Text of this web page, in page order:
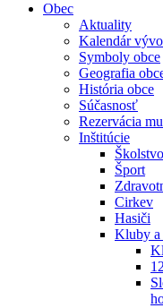
Obec
Aktuality
Kalendár
Symboly obce
Geografia
História obce
Súčasnosť
Rezervácia
Inštitúcie
Školstvo
Šport
Cirkev
Hasiči
Kluby a